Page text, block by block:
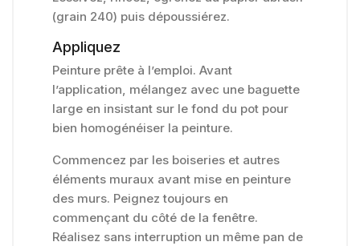
(grain 240) puis dépoussiérez.
Appliquez
Peinture prête à l’emploi. Avant
l’application, mélangez avec une baguette
large en insistant sur le fond du pot pour
bien homogénéiser la peinture.
Commencez par les boiseries et autres
éléments muraux avant mise en peinture
des murs. Peignez toujours en
commençant du côté de la fenêtre.
Réalisez sans interruption un même pan de